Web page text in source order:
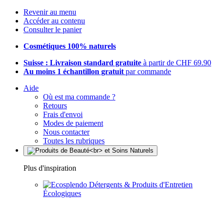
Revenir au menu
Accéder au contenu
Consulter le panier
Cosmétiques 100% naturels
Suisse : Livraison standard gratuite à partir de CHF 69.90
Au moins 1 échantillon gratuit par commande
Aide
Où est ma commande ?
Retours
Frais d'envoi
Modes de paiement
Nous contacter
Toutes les rubriques
Plus d'inspiration
Détergents & Produits d'Entretien
Écologiques